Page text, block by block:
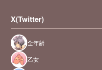
X(Twitter)
全年齢
乙女